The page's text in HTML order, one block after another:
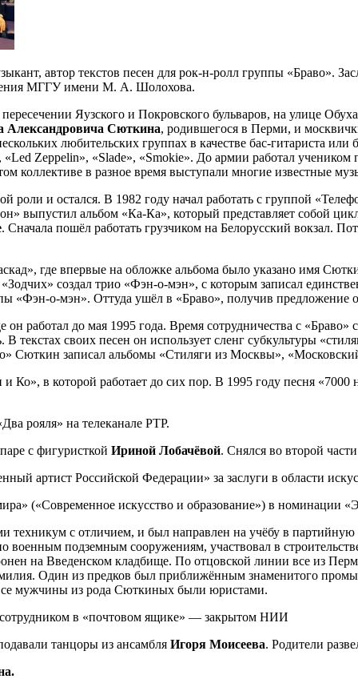
автор текстов песен для рок-н-ролл группы «Браво».
МГГУ имени М. А. Шолохова.
Яузского и Покровского бульваров, на улице
Александровича Сюткина, родившегося в Перми, и
любительских группах в качестве бас-гитариста
Zeppelin», «Slade», «Smokie». До армии работал
коллективе в разное время выступали многие известные
роли и остался. В 1982 году начал работать с группой
выпустил альбом «Ка-Ка», который представляет собой
. Сначала пошёл работать грузчиком на Белорусский вокзал.
где впервые на обложке альбома было указано имя
создал трио «Фэн-о-мэн», с которым записал
«Фэн-о-мэн». Оттуда ушёл в «Браво», получив предложение
он работал до мая 1995 года. Время сотрудничества с
текстах своих песен он использует сленг субкультуры
Сюткин записал альбомы «Стиляги из Москвы»,
в которой работает до сих пор. В 1995 году песня «7000
рояля» на телеканале РТР.
с фигуристкой Ириной Лобачёвой. Снялся во второй
артист Российской Федерации» за заслуги в области
(«Современное искусство и образование») в номинации
с отличием, и был направлен на учёбу в
военным подземным сооружениям, участвовал в
на Введенском кладбище. По отцовской линии все из
Один из предков был приближённым знаменитого
мужчины из рода Сюткиных были юристами.
в «почтовом ящике» — закрытом НИИ
танцоры из ансамбля Игоря Моисеева. Родители